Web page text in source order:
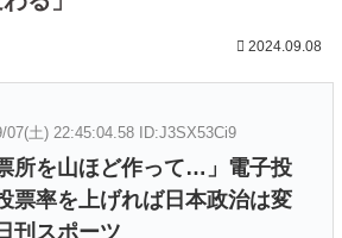
2024.09.08
07(土) 22:45:04.58 ID:J3SX53Ci9
所を山ほど作って…」電子投
票率を上げれば日本政治は変
刊スポーツ